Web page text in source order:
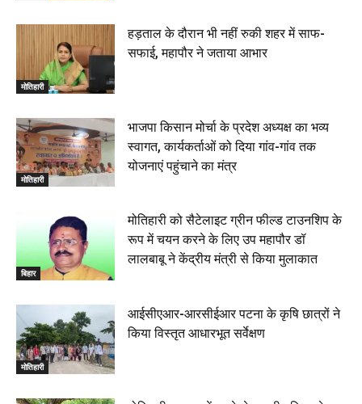
00:33
रक्सौल : सुरक्षा जॉंच को सोना-चांदी दुकानों का एसडीपीओ और
थानाध्यक्ष ने किया निरीक्षण, 19 June 2026
00:58
बेतिया में सगे भाई ने मां के साथ मिलकर की भाई की हत्या, शव
जलाया, दोनों गिरफ्तार, 14 June 2026
00:12
मोतिहारी। NDA सरकार, 12 साल विश्वास के, मीडिया संवाद में
सांसद रधामोहन सिंह, 13 June 2026
02:19
मोतिहारी
हड़ताल के दौरान भी नहीं रुकी शहर में साफ-
सफाई, महापौर ने जताया आभार
मोतिहारी
भाजपा किसान मोर्चा के प्रदेश अध्यक्ष का भव्य
स्वागत, कार्यकर्ताओं को दिया गांव-गांव तक
योजनाएं पहुंचाने का मंत्र
बिहार
मोतिहारी को सैटेलाइट ग्रीन फील्ड टाउनशिप के
रूप में चयन करने के लिए उप महापौर डॉ
लालबाबू ने केंद्रीय मंत्री से किया मुलाकात
मोतिहारी
आईसीएआर-आरसीईआर पटना के कृषि छात्रों ने
किया विस्तृत आधारभूत सर्वेक्षण